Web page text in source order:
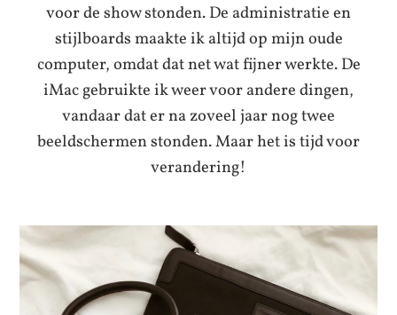
voor de show stonden. De administratie en
stijlboards maakte ik altijd op mijn oude
computer, omdat dat net wat fijner werkte. De
iMac gebruikte ik weer voor andere dingen,
vandaar dat er na zoveel jaar nog twee
beeldschermen stonden. Maar het is tijd voor
verandering!